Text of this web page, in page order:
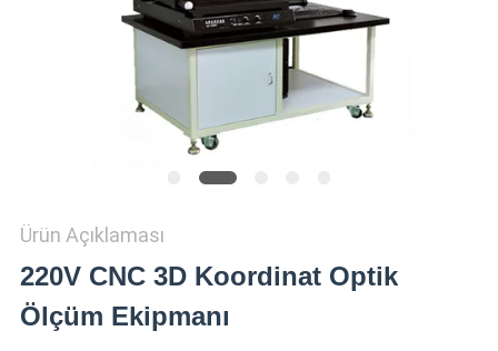
Ürün Açıklaması
220V CNC 3D Koordinat Optik
Ölçüm Ekipmanı